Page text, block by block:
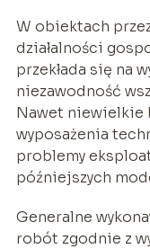
W obiektach
działalności
przekłada się na
niezawodność
Nawet niewielkie
wyposażenia
problemy
późniejszych
Generalne
robót zgodnie z